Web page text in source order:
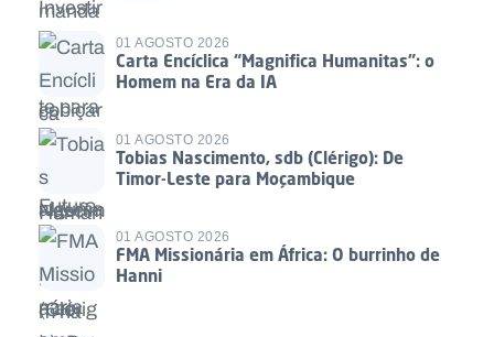
01 AGOSTO 2026
Carta Encíclica “Magnifica Humanitas”: o
Homem na Era da IA
01 AGOSTO 2026
Tobias Nascimento, sdb (Clérigo): De
Timor-Leste para Moçambique
01 AGOSTO 2026
FMA Missionária em África: O burrinho de
Hanni